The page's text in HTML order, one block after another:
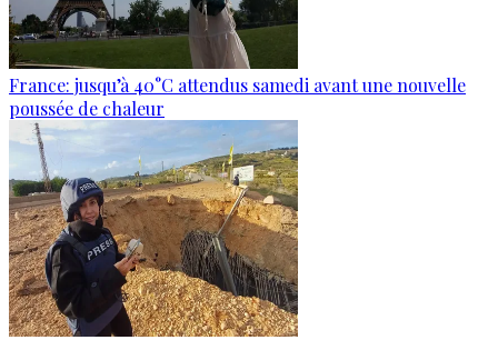
France: jusqu’à 40°C attendus samedi avant une nouvelle
poussée de chaleur